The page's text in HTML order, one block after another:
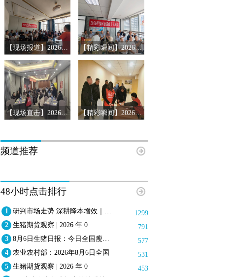
【现场报道】2026年搜猪俱乐部会员见面会-山东临沂站 【精彩瞬间】2026搜猪俱乐部会员见面会-山东济南站
【现场直击】2026第十三届猪产业链风险预警年会第三站-辽宁沈阳 【精彩瞬间】2026第十三届猪产业链风险预警年会济南站
频道推荐
48小时点击排行
1 研判市场走势 深耕降本增效｜搜猪俱
1299
2
生猪期货观察 | 2026 年 0
791
3
8月6日生猪日报：今日全国瘦肉型猪
577
4
农业农村部：2026年8月6日全国
531
5
生猪期货观察 | 2026 年 0
453